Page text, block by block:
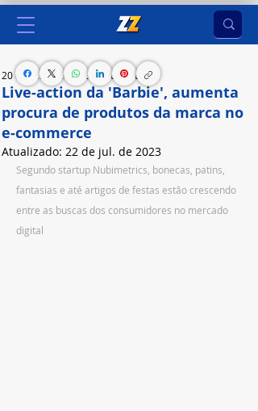
Live-action da 'Barbie', aumenta
procura de produtos da marca no
e-commerce
20 de jul. de 2023 2 min de leitura
Atualizado: 22 de jul. de 2023
Segundo startup Nubimetrics, bonecas, patins,
fantasias e até artigos de festas estão crescendo
entre as buscas dos consumidores no mercado
digital